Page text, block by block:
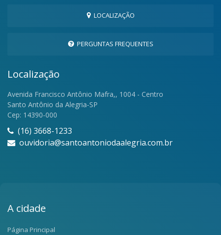
LOCALIZAÇÃO
PERGUNTAS FREQUENTES
Localização
Avenida Francisco Antônio Mafra,, 1004 - Centro
Santo Antônio da Alegria-SP
Cep: 14390-000
(16) 3668-1233
ouvidoria@santoantoniodaalegria.com.br
A cidade
Página Principal